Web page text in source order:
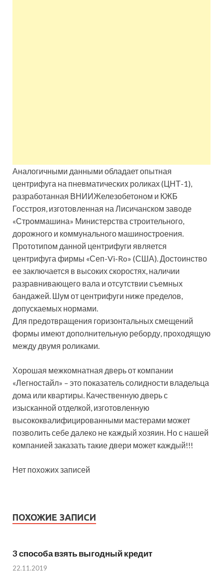
Аналогичными данными обладает опытная
центрифуга на пневматических роликах (ЦНТ-1),
разработанная ВНИИЖелезобетоном и КЖБ
Госстроя, изготовленная на Лисичанском заводе
«Строммашина» Министерства строительного,
дорожного и коммунального машиностроения.
Прототипом данной центрифуги является
центрифуга фирмы «Сеп-Vi-Ro» (США). Достоинство
ее заключается в высоких скоростях, наличии
разравнивающего вала и отсутствии съемных
бандажей. Шум от центрифуги ниже пределов,
допускаемых нормами.
Для предотвращения горизонтальных смещений
формы имеют дополнительную реборду, проходящую
между двумя роликами.
Хорошая межкомнатная дверь от компании
«Легностайл» – это показатель солидности владельца
дома или квартиры. Качественную дверь с
изысканной отделкой, изготовленную
высококвалифицированными мастерами может
позволить себе далеко не каждый хозяин. Но с нашей
компанией заказать такие двери может каждый!!!
Нет похожих записей
ПОХОЖИЕ ЗАПИСИ
3 способа взять выгодный кредит
22.11.2019